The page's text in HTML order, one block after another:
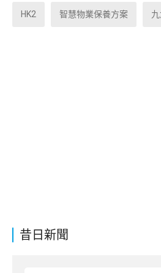
昔日新聞
HK2 智慧物業保養方案